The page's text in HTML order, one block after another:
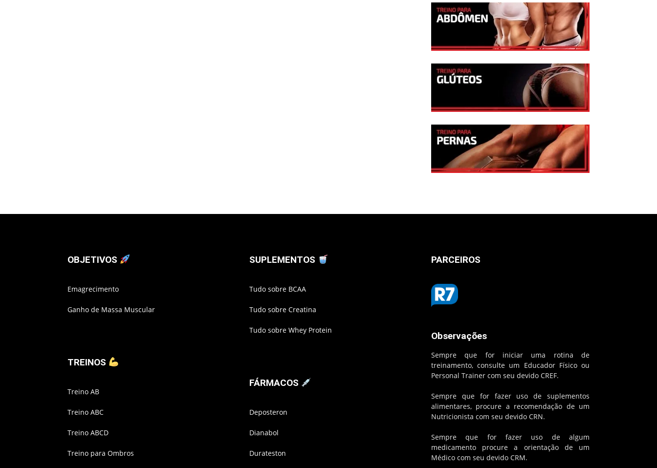
OBJETIVOS
Emagrecimento
Ganho de Massa Muscular
TREINOS
Treino AB
Treino ABC
Treino ABCD
Treino para Ombros
SUPLEMENTOS
Tudo sobre BCAA
Tudo sobre Creatina
Tudo sobre Whey Protein
FÁRMACOS
Deposteron
Dianabol
Durateston
PARCEIROS
Observações
Sempre que for iniciar uma rotina de
treinamento, consulte um Educador Físico ou
Personal Trainer com seu devido CREF.
Sempre que for fazer uso de suplementos
alimentares, procure a recomendação de um
Nutricionista com seu devido CRN.
Sempre que for fazer uso de algum
medicamento procure a orientação de um
Médico com seu devido CRM.